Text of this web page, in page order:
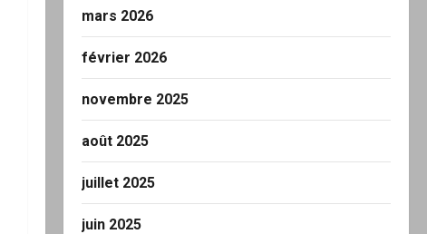
mars 2026
février 2026
novembre 2025
août 2025
juillet 2025
juin 2025